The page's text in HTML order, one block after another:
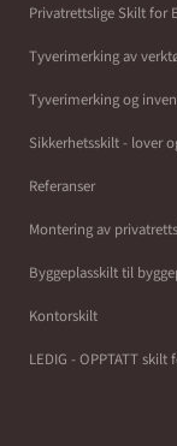
Privatrettslige Skilt for
Tyverimerking av
Tyverimerking og
Sikkerhetsskilt - lover
Referanser
Montering av
Byggeplasskilt til
Kontorskilt
LEDIG - OPPTATT